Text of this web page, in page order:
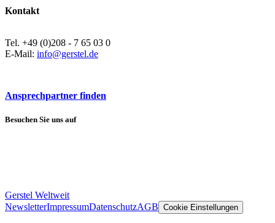
Kontakt
Tel. +49 (0)208 - 7 65 03 0
E-Mail: info@gerstel.de
Ansprechpartner finden
Besuchen Sie uns auf
Gerstel Weltweit
NewsletterImpressumDatenschutzAGB Cookie Einstellungen